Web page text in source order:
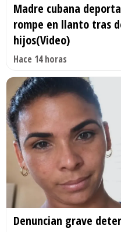
Madre cubana
rompe en llanto tras
hijos(Video)
Hace 14 horas
Denuncian grave